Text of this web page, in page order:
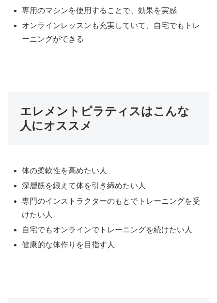
専用のマシンを使用することで、効果を実感
オンラインレッスンも充実していて、自宅でもトレ
ーニングができる
エレメントピラティスはこんな
人にオススメ
体の柔軟性を高めたい人
深層筋を鍛えて体を引き締めたい人
専門のインストラクターのもとでトレーニングを受
けたい人
自宅でもオンラインでトレーニングを続けたい人
健康的な体作りを目指す人